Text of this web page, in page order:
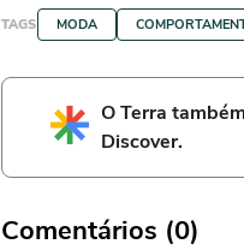
TAGS MODA
O Terra
Discover.
Comentários (0)